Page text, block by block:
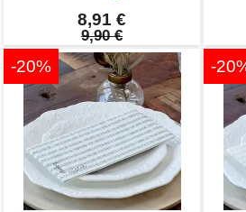
8,91 €
9,90 €
-20% -